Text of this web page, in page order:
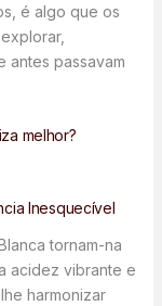
é algo que os
antes passavam
melhor?
Inesquecível
tornam-na
acidez vibrante e
harmonizar